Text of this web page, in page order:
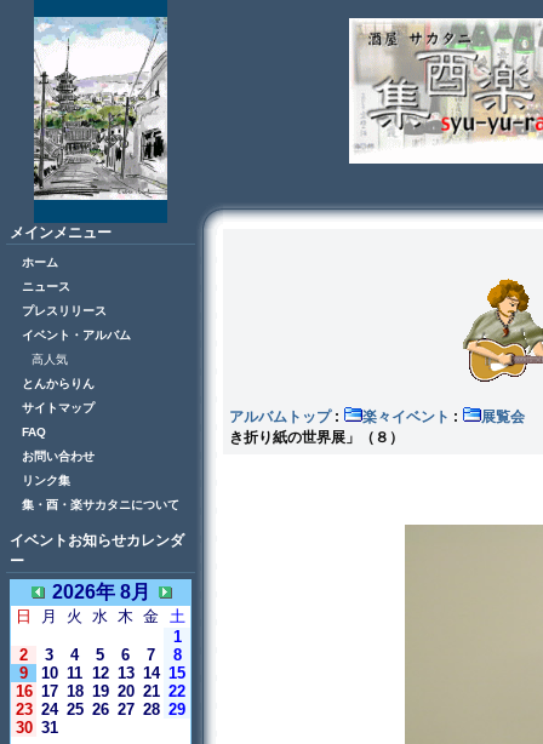
メインメニュー
ホーム
ニュース
プレスリリース
イベント・アルバム
高人気
とんからりん
サイトマップ
FAQ
お問い合わせ
リンク集
集・酉・楽サカタニについて
イベントお知らせカレンダ
ー
2026年 8月
日 月 火 水 木 金 土
1
2
3 4 5 6 7
8
9
10 11 12 13 14 15
16 17 18 19 20 21 22
23 24 25 26 27 28 29
30 31
アルバムトップ: 楽々イベント :
き折り紙の世界展」（８）